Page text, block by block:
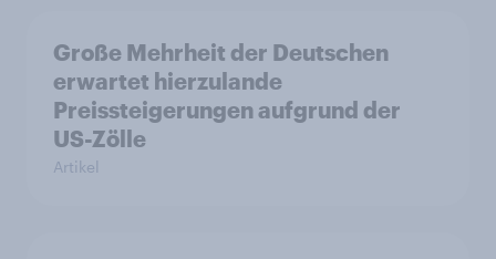
Große Mehrheit der Deutschen
erwartet hierzulande
Preissteigerungen aufgrund der
US-Zölle
Artikel